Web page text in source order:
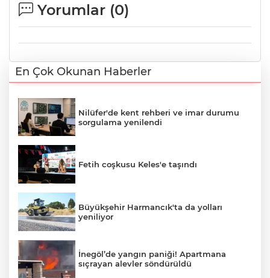
Yorumlar (0)
En Çok Okunan Haberler
Nilüfer'de kent rehberi ve imar durumu
sorgulama yenilendi
Fetih coşkusu Keles'e taşındı
Büyükşehir Harmancık'ta da yolları
yeniliyor
İnegöl’de yangın paniği! Apartmana
sıçrayan alevler söndürüldü